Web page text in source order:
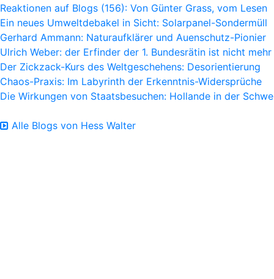
Reaktionen auf Blogs (156): Von Günter Grass, vom Lesen
Ein neues Umweltdebakel in Sicht: Solarpanel-Sondermüll
Gerhard Ammann: Naturaufklärer und Auenschutz-Pionier
Ulrich Weber: der Erfinder der 1. Bundesrätin ist nicht mehr
Der Zickzack-Kurs des Weltgeschehens: Desorientierung
Chaos-Praxis: Im Labyrinth der Erkenntnis-Widersprüche
Die Wirkungen von Staatsbesuchen: Hollande in der
Alle Blogs von Hess Walter